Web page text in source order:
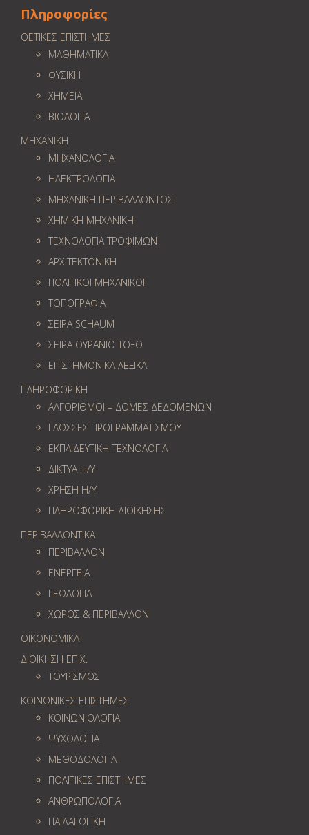
Πληροφορίες
ΘΕΤΙΚΕΣ ΕΠΙΣΤΗΜΕΣ
ΜΑΘΗΜΑΤΙΚΑ
ΦΥΣΙΚΗ
ΧΗΜΕΙΑ
ΒΙΟΛΟΓΙΑ
ΜΗΧΑΝΙΚΗ
ΜΗΧΑΝΟΛΟΓΙΑ
ΗΛΕΚΤΡΟΛΟΓΙΑ
ΜΗΧΑΝΙΚΗ ΠΕΡΙΒΑΛΛΟΝΤΟΣ
ΧΗΜΙΚΗ ΜΗΧΑΝΙΚΗ
ΤΕΧΝΟΛΟΓΙΑ ΤΡΟΦΙΜΩΝ
ΑΡΧΙΤΕΚΤΟΝΙΚΗ
ΠΟΛΙΤΙΚΟΙ ΜΗΧΑΝΙΚΟΙ
ΤΟΠΟΓΡΑΦΙΑ
ΣΕΙΡΑ SCHAUM
ΣΕΙΡΑ ΟΥΡΑΝΙΟ ΤΟΞΟ
ΕΠΙΣΤΗΜΟΝΙΚΑ ΛΕΞΙΚΑ
ΠΛΗΡΟΦΟΡΙΚΗ
ΑΛΓΟΡΙΘΜΟΙ – ΔΟΜΕΣ ΔΕΔΟΜΕΝΩΝ
ΓΛΩΣΣΕΣ ΠΡΟΓΡΑΜΜΑΤΙΣΜΟΥ
ΕΚΠΑΙΔΕΥΤΙΚΗ ΤΕΧΝΟΛΟΓΙΑ
ΔΙΚΤΥΑ Η/Υ
ΧΡΗΣΗ Η/Υ
ΠΛΗΡΟΦΟΡΙΚΗ ΔΙΟΙΚΗΣΗΣ
ΠΕΡΙΒΑΛΛΟΝΤΙΚΑ
ΠΕΡΙΒΑΛΛΟΝ
ΕΝΕΡΓΕΙΑ
ΓΕΩΛOΓΙΑ
ΧΩΡΟΣ & ΠΕΡΙΒΑΛΛΟΝ
ΟΙΚΟΝΟΜΙΚΑ
ΔΙΟΙΚΗΣΗ ΕΠΙΧ.
ΤΟΥΡΙΣΜΟΣ
ΚΟΙΝΩΝΙΚΕΣ ΕΠΙΣΤΗΜΕΣ
ΚΟΙΝΩΝΙΟΛΟΓΙΑ
ΨΥΧΟΛΟΓΙΑ
ΜΕΘΟΔΟΛΟΓΙΑ
ΠΟΛΙΤΙΚΕΣ ΕΠΙΣΤΗΜΕΣ
ΑΝΘΡΩΠΟΛΟΓΙΑ
ΠΑΙΔΑΓΩΓΙΚΗ